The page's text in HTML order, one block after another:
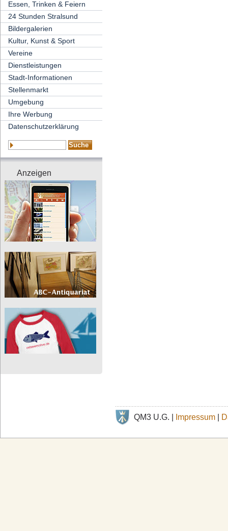
Essen, Trinken & Feiern
24 Stunden Stralsund
Bildergalerien
Kultur, Kunst & Sport
Vereine
Dienstleistungen
Stadt-Informationen
Stellenmarkt
Umgebung
Ihre Werbung
Datenschutzerklärung
Anzeigen
QM3 U.G. | Impressum